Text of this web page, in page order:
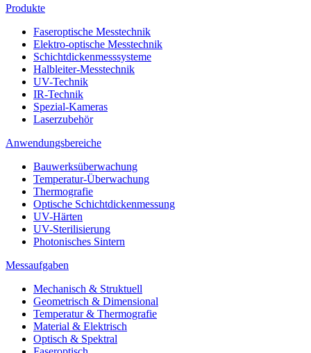
Produkte
Faseroptische Messtechnik
Elektro-optische Messtechnik
Schichtdickenmesssysteme
Halbleiter-Messtechnik
UV-Technik
IR-Technik
Spezial-Kameras
Laserzubehör
Anwendungsbereiche
Bauwerksüberwachung
Temperatur-Überwachung
Thermografie
Optische Schichtdickenmessung
UV-Härten
UV-Sterilisierung
Photonisches Sintern
Messaufgaben
Mechanisch & Struktuell
Geometrisch & Dimensional
Temperatur & Thermografie
Material & Elektrisch
Optisch & Spektral